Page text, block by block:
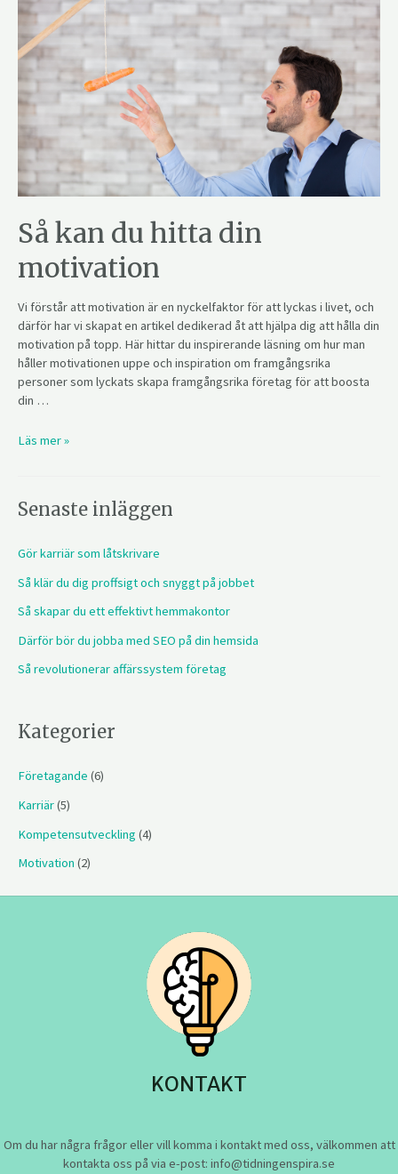
Så kan du hitta din
motivation
Vi förstår att motivation är en nyckelfaktor för att lyckas i livet, och
därför har vi skapat en artikel dedikerad åt att hjälpa dig att hålla din
motivation på topp. Här hittar du inspirerande läsning om hur man
håller motivationen uppe och inspiration om framgångsrika
personer som lyckats skapa framgångsrika företag för att boosta
din …
Läs mer »
Senaste inläggen
Gör karriär som låtskrivare
Så klär du dig proffsigt och snyggt på jobbet
Så skapar du ett effektivt hemmakontor
Därför bör du jobba med SEO på din hemsida
Så revolutionerar affärssystem företag
Kategorier
Företagande (6)
Karriär(5)
Kompetensutveckling (4)
Motivation (2)
KONTAKT
Om du har några frågor eller vill komma i kontakt med oss, välkommen att
kontakta oss på via e-post: info@tidningenspira.se